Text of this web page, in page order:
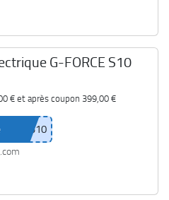
G-FORCE S10
€et après coupon 399,00 €